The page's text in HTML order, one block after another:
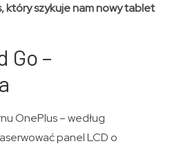
który szykuje nam nowy tablet
Go –
OnePlus – według
panel LCD o